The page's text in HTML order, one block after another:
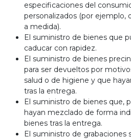
especificaciones del
personalizados (por ejemplo,
a medida).
El suministro de bienes que
caducar con rapidez.
El suministro de bienes
para ser devueltos por
salud o de higiene y que
tras la entrega.
El suministro de bienes que,
hayan mezclado de forma
bienes tras la entrega.
El suministro de grabaciones